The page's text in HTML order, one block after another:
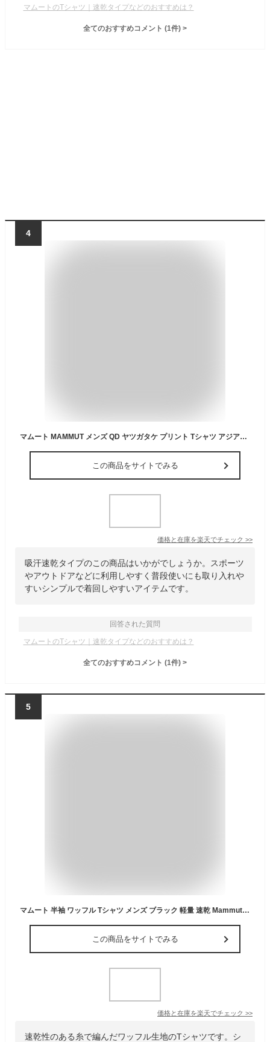
マムートのTシャツ｜速乾タイプなどのおすすめは？
全てのおすすめコメント (1件) >
4
マムート MAMMUT メンズ QD ヤツガタケ プリント Tシャツ アジアンフィット 1017-07290 半袖 Tシャツ 吸汗速乾 八ヶ岳 山開き アウトドア 登山 キャンプ
この商品をサイトでみる
価格と在庫を楽天でチェック >>
吸汗速乾タイプのこの商品はいかがでしょうか。スポーツ
やアウトドアなどに利用しやすく普段使いにも取り入れや
すいシンプルで着回しやすいアイテムです。
回答された質問
マムートのTシャツ｜速乾タイプなどのおすすめは？
全てのおすすめコメント (1件) >
5
マムート 半袖 ワッフル Tシャツ メンズ ブラック 軽量 速乾 Mammut Waffle T-Shirt AF Black (0001)
この商品をサイトでみる
価格と在庫を楽天でチェック >>
速乾性のある糸で編んだワッフル生地のTシャツです。シ